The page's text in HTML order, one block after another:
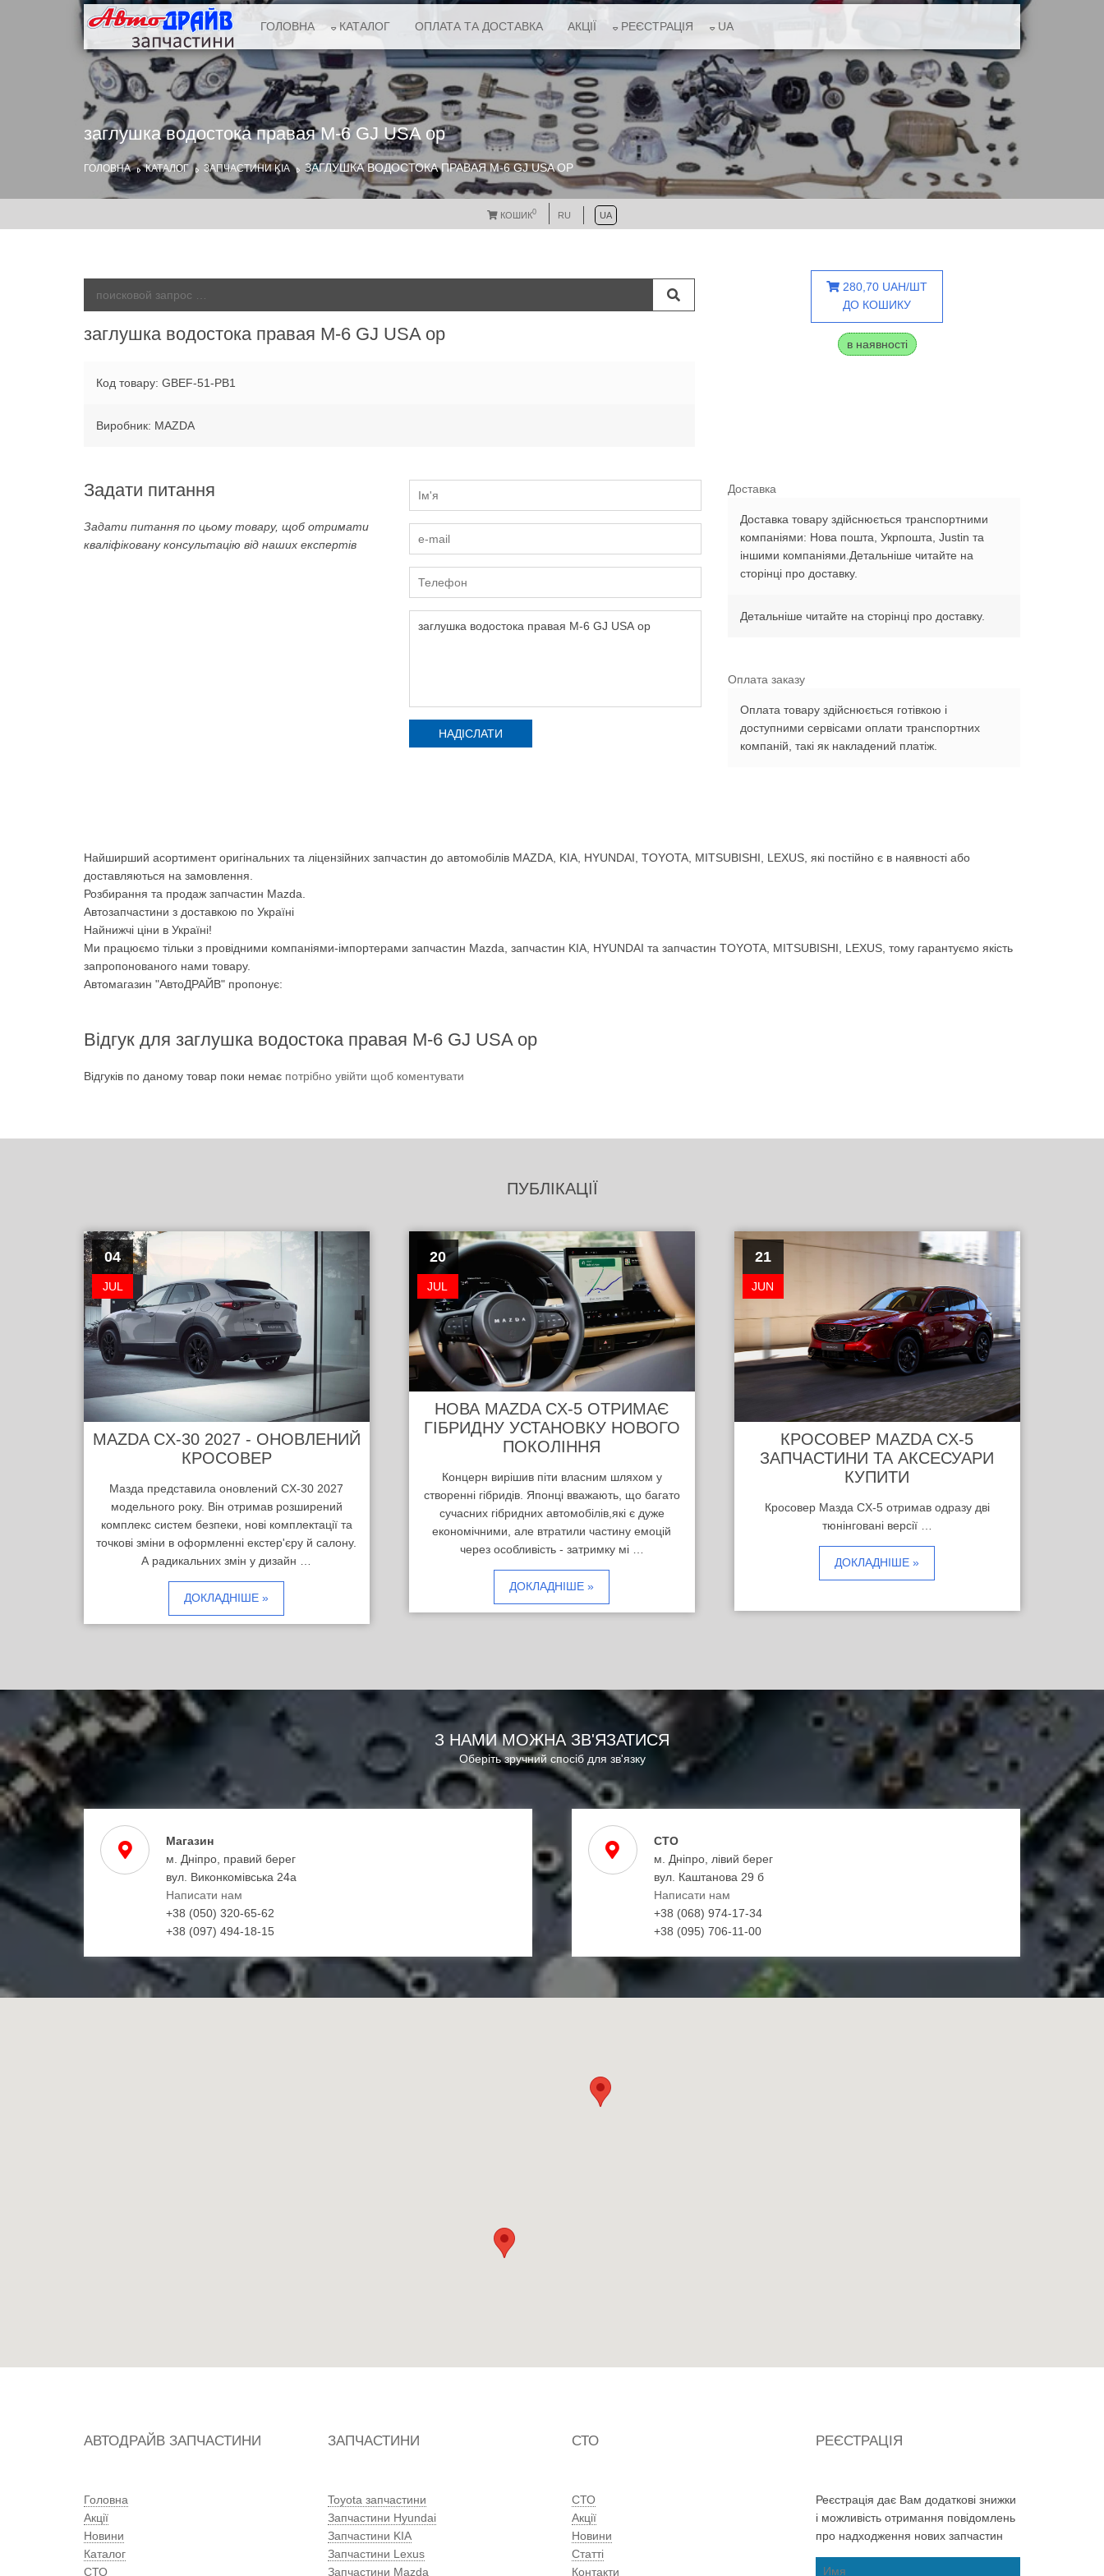
ГОЛОВНА КАТАЛОГ ОПЛАТА ТА ДОСТАВКА АКЦІЇ РЕЄСТРАЦІЯ UA
заглушка водостока правая M-6 GJ USA ор
ГОЛОВНА КАТАЛОГ ЗАПЧАСТИНИ KIA ЗАГЛУШКА ВОДОСТОКА ПРАВАЯ M-6 GJ USA ОР
КОШИК0 RU UA
заглушка водостока правая M-6 GJ USA ор
Код товару: GBEF-51-PB1
Виробник: MAZDA
280,70 UAH/ШТ
ДО КОШИКУ
в наявності
Задати питання
Задати питання по цьому товару, щоб отримати
кваліфіковану консультацію від наших експертів
Доставка
Доставка товару здійснюється транспортними
компаніями: Нова пошта, Укрпошта, Justin та
іншими компаніями.Детальніше читайте на
сторінці про доставку.
Детальніше читайте на сторінці про доставку.
Оплата заказу
Оплата товару здійснюється готівкою і
доступними сервісами оплати транспортних
компаній, такі як накладений платіж.
Найширший асортимент оригінальних та ліцензійних запчастин до автомобілів MAZDA, KIA, HYUNDAI, TOYOTA, MITSUBISHI, LEXUS, які постійно є в наявності або
доставляються на замовлення.
Розбирання та продаж запчастин Mazda.
Автозапчастини з доставкою по Україні
Найнижчі ціни в Україні!
Ми працюємо тільки з провідними компаніями-імпортерами запчастин Mazda, запчастин KIA, HYUNDAI та запчастин TOYOTA, MITSUBISHI, LEXUS, тому гарантуємо якість
запропонованого нами товару.
Автомагазин "АвтоДРАЙВ" пропонує:
Відгук для заглушка водостока правая M-6 GJ USA ор
Відгуків по даному товар поки немає потрібно увійти щоб коментувати
ПУБЛІКАЦІЇ
04
JUL
MAZDA CX-30 2027 - ОНОВЛЕНИЙ
КРОСОВЕР
Мазда представила оновлений CX-30 2027
модельного року. Він отримав розширений
комплекс систем безпеки, нові комплектації та
точкові зміни в оформленні екстер'єру й салону.
А радикальних змін у дизайн …
ДОКЛАДНІШЕ »
20
JUL
НОВА MAZDA CX-5 ОТРИМАЄ
ГІБРИДНУ УСТАНОВКУ НОВОГО
ПОКОЛІННЯ
Концерн вирішив піти власним шляхом у
створенні гібридів. Японці вважають, що багато
сучасних гібридних автомобілів,які є дуже
економічними, але втратили частину емоцій
через особливість - затримку мі …
ДОКЛАДНІШЕ »
21
JUN
КРОСОВЕР MAZDA CX-5
ЗАПЧАСТИНИ ТА АКСЕСУАРИ
КУПИТИ
Кросовер Мазда CX-5 отримав одразу дві
тюнінговані версії …
ДОКЛАДНІШЕ »
З НАМИ МОЖНА ЗВ'ЯЗАТИСЯ
Оберіть зручний спосіб для зв'язку
Магазин
м. Дніпро, правий берег
вул. Виконкомівська 24а
Написати нам
+38 (050) 320-65-62
+38 (097) 494-18-15
СТО
м. Дніпро, лівий берег
вул. Каштанова 29 б
Написати нам
+38 (068) 974-17-34
+38 (095) 706-11-00
АВТОДРАЙВ ЗАПЧАСТИНИ
Головна
Акції
Новини
Каталог
СТО
ЗАПЧАСТИНИ
Toyota запчастини
Запчастини Hyundai
Запчастини KIA
Запчастини Lexus
Запчастини Mazda
СТО
СТО
Акції
Новини
Статті
Контакти
РЕЄСТРАЦІЯ
Реєстрація дає Вам додаткові знижки
і можливість отримання повідомлень
про надходження нових запчастин